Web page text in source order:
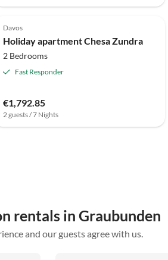
Davos
Holiday apartment Chesa Zundra
2 Bedrooms
Fast Responder
€1,792.85
2 guests / 7 Nights
rentals in Graubunden
and our guests agree with us.